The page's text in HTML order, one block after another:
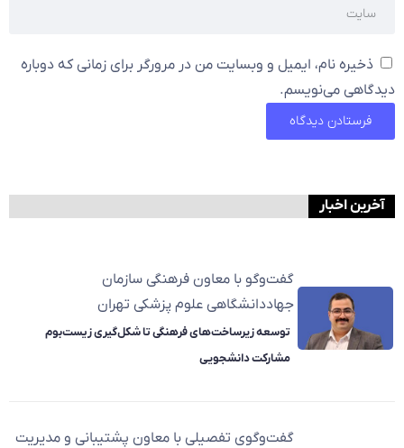
ذخیره نام، ایمیل و وبسایت من در مرورگر برای زمانی که دوباره
دیدگاهی می‌نویسم.
آخرین اخبار
گفت‌وگو با معاون فرهنگی سازمان
جهاددانشگاهی علوم پزشکی تهران
توسعه زیرساخت‌های فرهنگی تا شکل‌گیری زیست‌بوم
مشارکت دانشجویی
گفت‌وگوی تفصیلی با معاون پشتیبانی و مدیریت